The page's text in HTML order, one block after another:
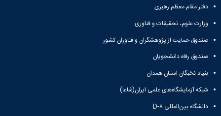
دفتر مقام معظم رهبری
وزارت علوم، تحقیقات و فناوری
صندوق حمایت از پژوهشگران و فناوران کشور
صندوق رفاه دانشجویان
بنیاد نخبگان استان همدان
شبکه آزمایشگاه‌های علمی ایران(شاعا)
دانشگاه بین‌المللی D-۸